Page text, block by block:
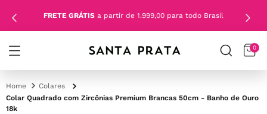
FRETE GRÁTIS a partir de 1.999,00 para todo Brasil
0
Colares
Colar Quadrado com Zircônias Premium Brancas 50cm - Banho de Ouro
18k